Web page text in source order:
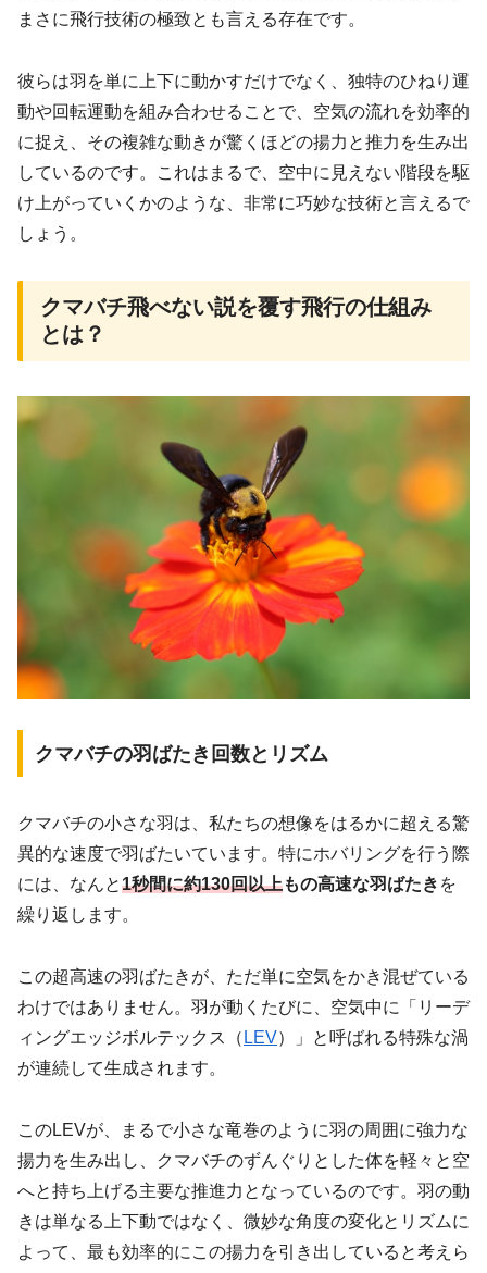
まさに飛行技術の極致とも言える存在です。
彼らは羽を単に上下に動かすだけでなく、独特のひねり運
動や回転運動を組み合わせることで、空気の流れを効率的
に捉え、その複雑な動きが驚くほどの揚力と推力を生み出
しているのです。これはまるで、空中に見えない階段を駆
け上がっていくかのような、非常に巧妙な技術と言えるで
しょう。
クマバチ飛べない説を覆す飛行の仕組み
とは？
クマバチの羽ばたき回数とリズム
クマバチの小さな羽は、私たちの想像をはるかに超える驚
異的な速度で羽ばたいています。特にホバリングを行う際
には、なんと1秒間に約130回以上もの高速な羽ばたき を
繰り返します。
この超高速の羽ばたきが、ただ単に空気をかき混ぜている
わけではありません。羽が動くたびに、空気中に「リーデ
ィングエッジボルテックス（ LEV）」と呼ばれる特殊な渦
が連続して生成されます。
このLEVが、まるで小さな竜巻のように羽の周囲に強力な
揚力を生み出し、クマバチのずんぐりとした体を軽々と空
へと持ち上げる主要な推進力となっているのです。羽の動
きは単なる上下動ではなく、微妙な角度の変化とリズムに
よって、最も効率的にこの揚力を引き出していると考えら